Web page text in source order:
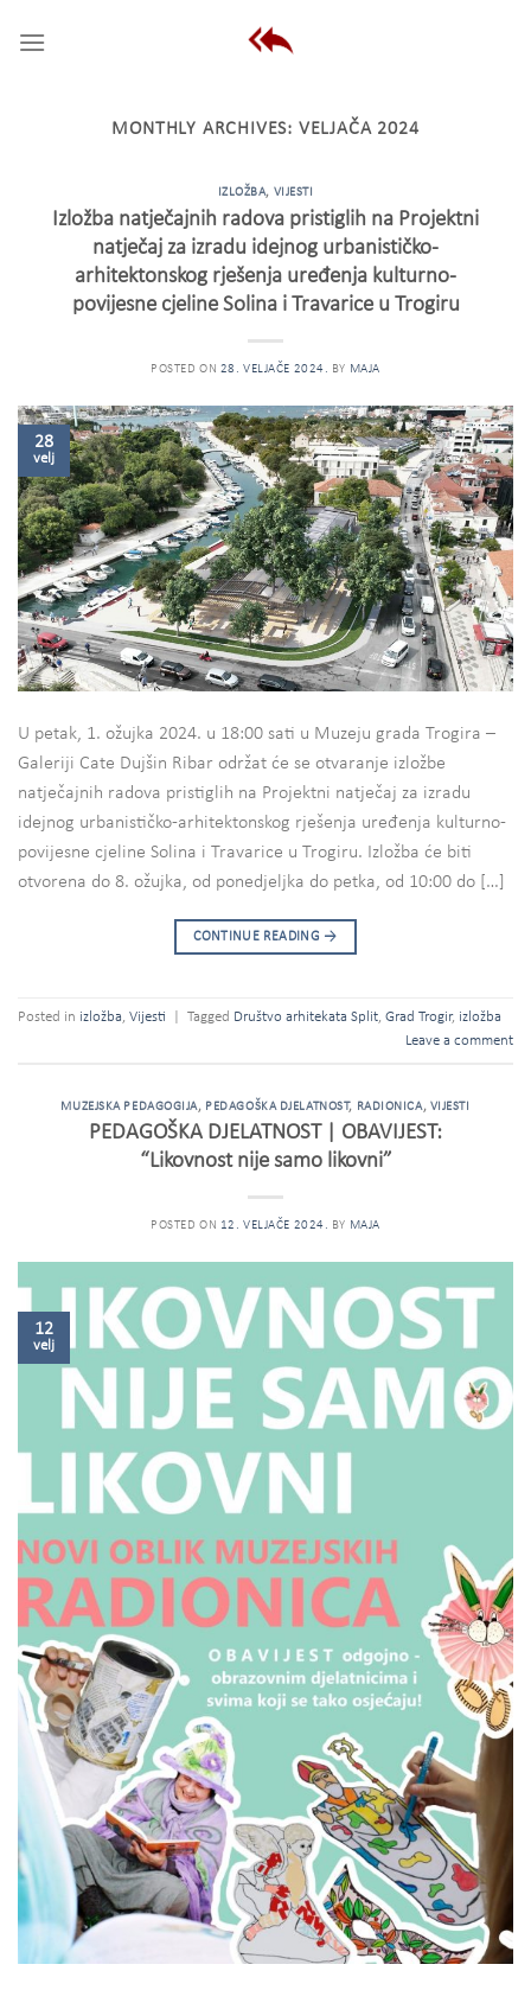
MONTHLY ARCHIVES: VELJAČA 2024
IZLOŽBA, VIJESTI
Izložba natječajnih radova pristiglih na Projektni
natječaj za izradu idejnog urbanističko-
arhitektonskog rješenja uređenja kulturno-
povijesne cjeline Solina i Travarice u Trogiru
POSTED ON 28. VELJAČE 2024. BY MAJA
28
velj
U petak, 1. ožujka 2024. u 18:00 sati u Muzeju grada Trogira –
Galeriji Cate Dujšin Ribar održat će se otvaranje izložbe
natječajnih radova pristiglih na Projektni natječaj za izradu
idejnog urbanističko-arhitektonskog rješenja uređenja kulturno-
povijesne cjeline Solina i Travarice u Trogiru. Izložba će biti
otvorena do 8. ožujka, od ponedjeljka do petka, od 10:00 do […]
CONTINUE READING →
Posted in izložba, Vijesti Tagged Društvo arhitekata Split, Grad Trogir, izložba
Leave a comment
MUZEJSKA PEDAGOGIJA, PEDAGOŠKA DJELATNOST, RADIONICA, VIJESTI
PEDAGOŠKA DJELATNOST | OBAVIJEST:
“Likovnost nije samo likovni”
POSTED ON 12. VELJAČE 2024. BY MAJA
12
velj